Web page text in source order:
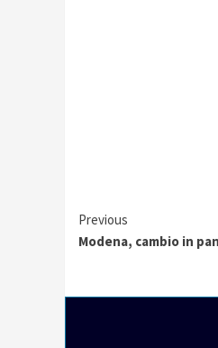
Continue
Reading
Previous
Modena, cambio in